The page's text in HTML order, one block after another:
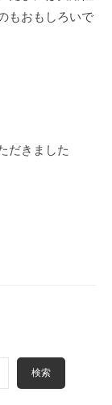
もおもしろいで
だきました
検索